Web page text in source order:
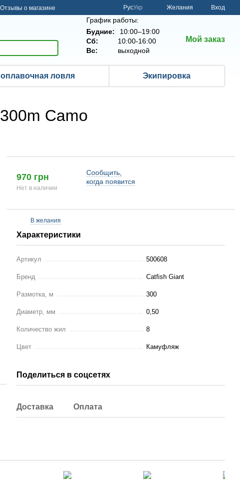
Отзывы о магазине РусУкр Желания Вход
График работы:
Будние:
10:00–19:00
Сб:
10:00-16:00
Вс:
выходной
Мой заказ
ловля Экипировка
Camo
970 грн
Нет в наличии
Сообщить,
когда появится
В желания
Характеристики
Артикул 500608
Бренд Catfish Giant
Размотка, м 300
Диаметр, мм 0,50
Количество жил 8
Цвет Камуфляж
Поделиться в соцсетях
Доставка Оплата